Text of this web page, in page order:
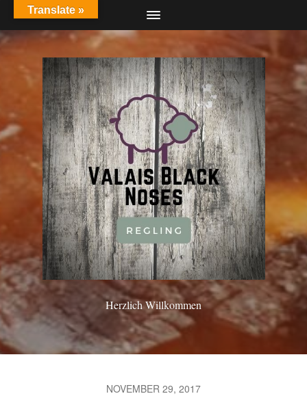
Herzlich Willkommen
NOVEMBER 29, 2017
Translate »